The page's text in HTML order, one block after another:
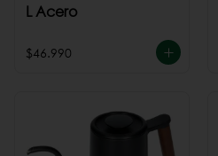
L Acero
$46.990